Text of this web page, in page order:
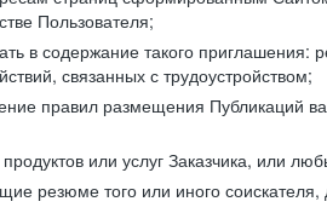
Пользователя;
в содержание такого приглашения:
связанных с трудоустройством;
правил размещения Публикаций
или услуг Заказчика, или
резюме того или иного